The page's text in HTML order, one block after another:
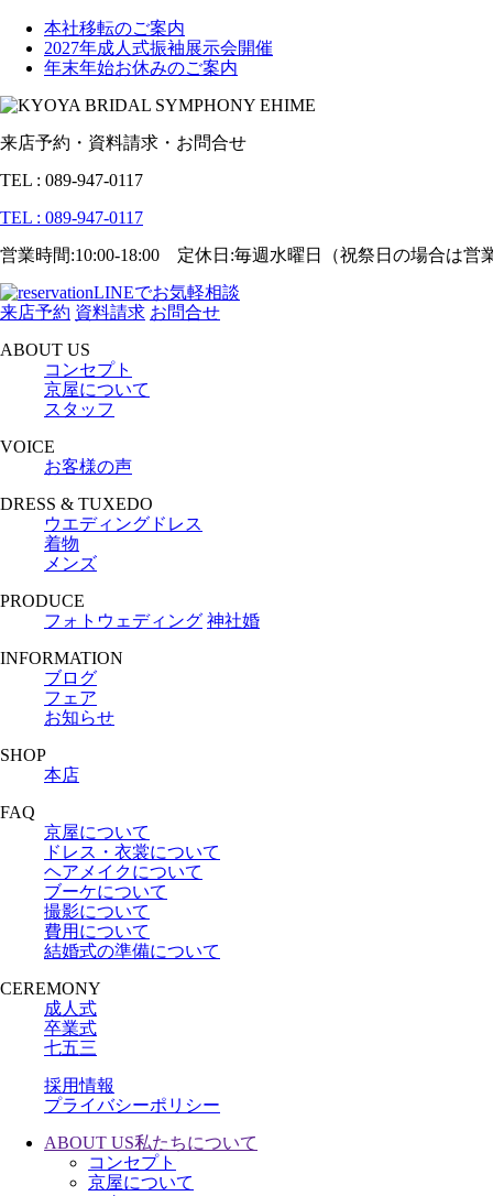
本社移転のご案内
2027年成人式振袖展示会開催
年末年始お休みのご案内
来店予約・資料請求・お問合せ
TEL : 089-947-0117
TEL : 089-947-0117
営業時間:10:00-18:00 定休日:毎週水曜日（祝祭日の場合は営
LINEでお気軽相談
来店予約 資料請求 お問合せ
ABOUT US
コンセプト
京屋について
スタッフ
VOICE
お客様の声
DRESS & TUXEDO
ウエディングドレス
着物
メンズ
PRODUCE
フォトウェディング 神社婚
INFORMATION
ブログ
フェア
お知らせ
SHOP
本店
FAQ
京屋について
ドレス・衣裳について
ヘアメイクについて
ブーケについて
撮影について
費用について
結婚式の準備について
CEREMONY
成人式
卒業式
七五三
採用情報
プライバシーポリシー
ABOUT US私たちについて
コンセプト
京屋について